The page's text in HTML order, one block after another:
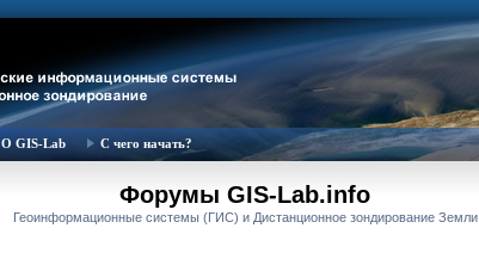
О GIS-Lab С чего начать?
Форумы GIS-Lab.info
Геоинформационные системы (ГИС) и Дистанционное зондирование Земли